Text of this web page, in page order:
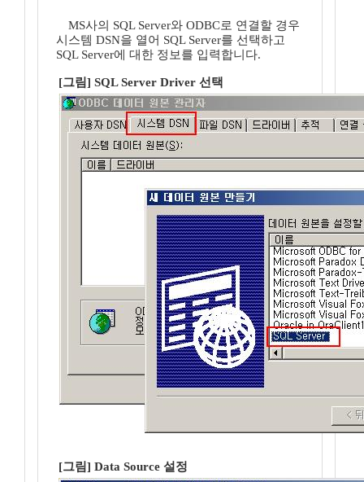
MS사의 SQL Server와 ODBC로 연결할 경우
시스템 DSN을 열어 SQL Server를 선택하고
SQL Server에 대한 정보를 입력합니다.
[그림] SQL Server Driver 선택
[그림] Data Source 설정